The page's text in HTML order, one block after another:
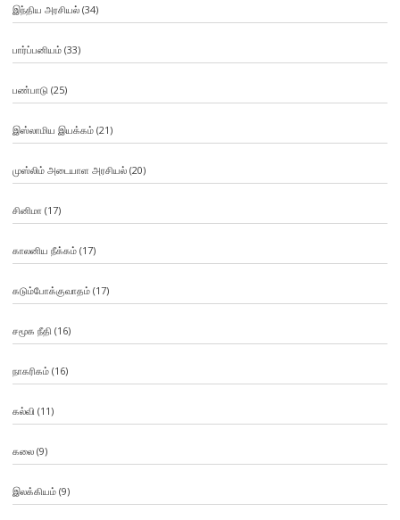
இந்திய அரசியல்(34)
பார்ப்பனியம்(33)
பண்பாடு(25)
இஸ்லாமிய இயக்கம்(21)
முஸ்லிம் அடையாள அரசியல்(20)
சினிமா (17)
காலனிய நீக்கம்(17)
கடும்போக்குவாதம்(17)
சமூக நீதி (16)
நாகரிகம்(16)
கல்வி (11)
கலை(9)
இலக்கியம்(9)